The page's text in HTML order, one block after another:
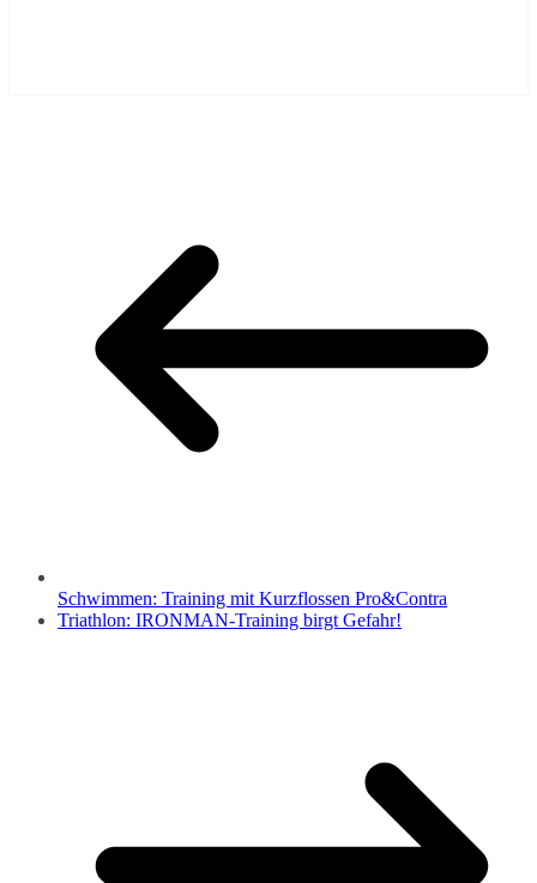
Schwimmen: Training mit Kurzflossen Pro&Contra
Triathlon: IRONMAN-Training birgt Gefahr!